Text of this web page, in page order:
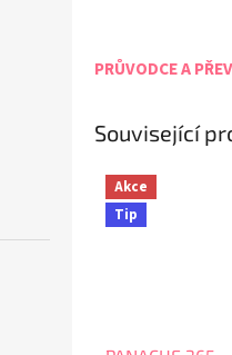
PRŮVODCE A
Související
Akce
Tip